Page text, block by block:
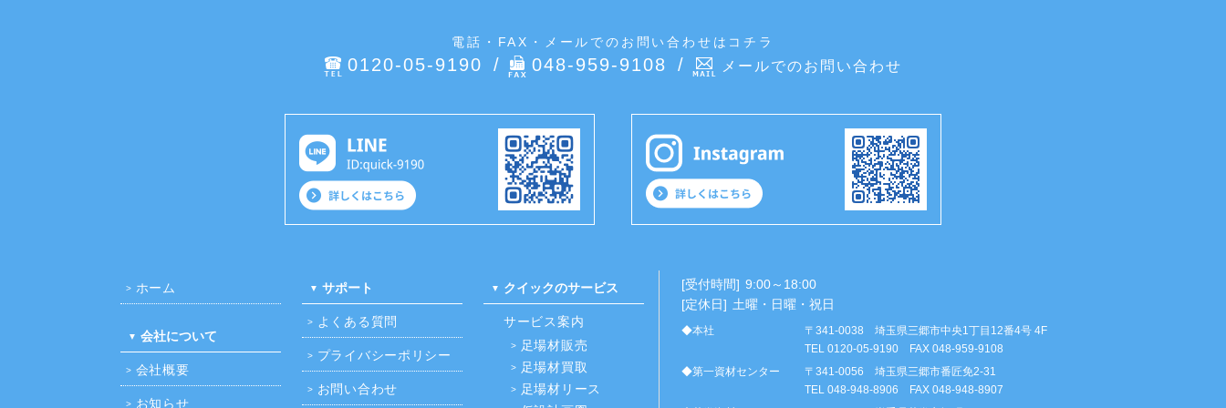
電話・FAX・メールでのお問い合わせはコチラ
0120-05-9190 048-959-9108 メールでのお問い合わせ
ホーム
会社について
会社概要
お知らせ
サポート
よくある質問
プライバシーポリシー
お問い合わせ
クイックのサービス
サービス案内
足場材販売
足場材買取
足場材リース
[受付時間] 9:00～18:00
[定休日] 土曜・日曜・祝日
◆本社
〒341-0038 埼玉県三郷市中央1丁目12番4号 4F
TEL 0120-05-9190 FAX 048-959-9108
◆第一資材センター
〒341-0056 埼玉県三郷市番匠免2-31
TEL 048-948-8906 FAX 048-948-8907